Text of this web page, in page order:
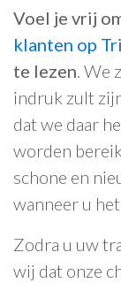
Voel je vrij
klanten op
te lezen. We
indruk zult
dat we daar
worden
schone en
wanneer u
Zodra u uw
wij dat onze